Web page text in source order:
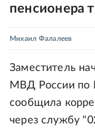
пенсионера
Михаил Фалалеев
Заместитель
МВД России по
сообщила
через службу